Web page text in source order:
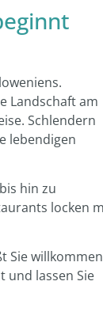
Landschaft am
Schlendern
lebendigen
hin zu
locken
Sie
und lassen Sie